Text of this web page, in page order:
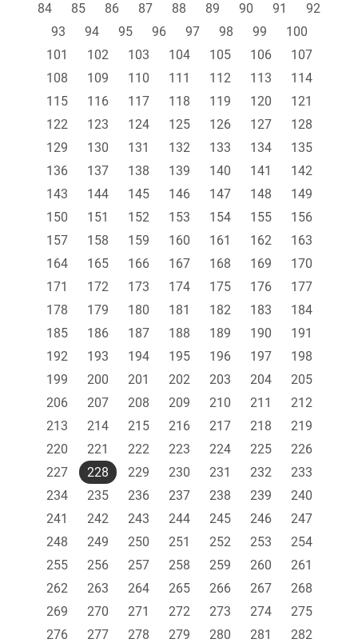
84
85 86 87 88 89 90 91
92
93
94 95 96 97 98 99
100
101
102 103 104 105 106
107
108
109 110 111 112 113
114
115
116 117 118 119 120
121
122
123 124 125 126 127
128
129
130 131 132 133 134
135
136
137 138 139 140 141
142
143
144 145 146 147 148
149
150
151 152 153 154 155
156
157
158 159 160 161 162
163
164
165 166 167 168 169
170
171
172 173 174 175 176
177
178
179 180 181 182 183
184
185
186 187 188 189 190
191
192
193 194 195 196 197
198
199
200 201 202 203 204
205
206
207 208 209 210 211
212
213
214 215 216 217 218
219
220
221 222 223 224 225
226
227
228 229 230 231 232
233
234
235 236 237 238 239
240
241
242 243 244 245 246
247
248
249 250 251 252 253
254
255
256 257 258 259 260
261
262
263 264 265 266 267
268
269
270 271 272 273 274
275
276
277 278 279 280 281
282